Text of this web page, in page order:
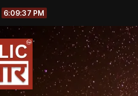
6:09:38 PM